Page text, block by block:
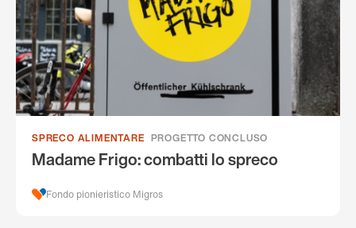
SPRECO ALIMENTARE PROGETTO CONCLUSO
Madame Frigo: combatti lo spreco
Fondo pionieristico Migros